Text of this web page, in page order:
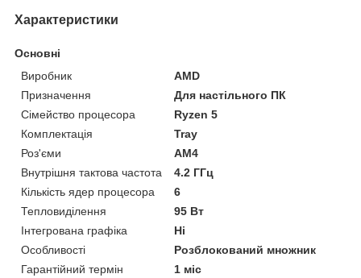
Характеристики
Основні
Виробник
AMD
Призначення
Для настільного ПК
Сімейство процесора
Ryzen 5
Комплектація
Tray
Роз'єми
AM4
Внутрішня тактова частота
4.2 ГГц
Кількість ядер процесора
6
Тепловиділення
95 Вт
Інтегрована графіка
Ні
Особливості
Розблокований множник
Гарантійний термін
1 міс